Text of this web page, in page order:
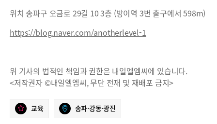
위치 송파구 오금로 29길 10 3층 (방이역 3번 출구에서 598m)
https://blog.naver.com/anotherlevel-1
위 기사의 법적인 책임과 권한은 내일엘엠씨에 있습니다.
<저작권자 ©내일엘엠씨, 무단 전재 및 재배포 금지>
교육 송파·강동·광진